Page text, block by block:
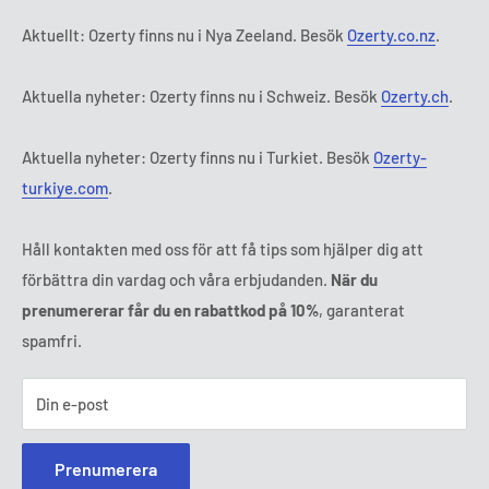
Abonnemangets villkor och bestämmelser
FAQ
Ozerty håller dig säker
Onsdag:
9:00 - 18:00
Fredag:
9:00 - 18:00
Tl: 010 884 87 30
E-post:
Aktuellt: Ozerty finns nu i Nya Zeeland. Besök Ozerty.co.nz.
Aktuella nyheter: Ozerty finns nu i Schweiz. Besök Ozerty.ch.
Aktuella nyheter: Ozerty finns nu i Turkiet. Besök Ozerty-
turkiye.com.
Håll kontakten med oss för att få tips som hjälper dig att
förbättra din vardag och våra erbjudanden. När du
prenumererar får du en rabattkod på 10%, garanterat
spamfri.
Din e-post
Prenumerera